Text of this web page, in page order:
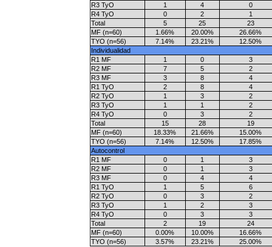
R3 TyO
1 4
0
R4 TyO
0 2
1
Total
5 25
23
MF (n=60)
1.66% 20.00%
26.66%
TYO (n=56)
7.14% 23.21%
12.50%
Individualidad
R1 MF
1 0
3
R2 MF
7 5
2
R3 MF
3 8
4
R1 TyO
2 8
4
R2 TyO
1 3
2
R3 TyO
1 1
2
R4 TyO
0 3
2
Total
15 28
19
MF (n=60)
18.33% 21.66%
15.00%
TYO (n=56)
7.14% 12.50%
17.85%
Autocontrol
R1 MF
0 1
3
R2 MF
0 1
3
R3 MF
0 4
4
R1 TyO
1 5
6
R2 TyO
0 3
2
R3 TyO
1 2
3
R4 TyO
0 3
3
Total
2 19
24
MF (n=60)
0.00% 10.00%
16.66%
TYO (n=56)
3.57% 23.21% 25.00%